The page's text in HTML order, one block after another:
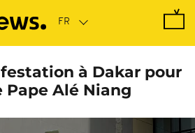
à Dakar pour
Alé Niang